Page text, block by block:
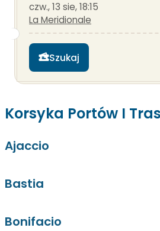
czw., 13 sie, 18:15
La Meridionale
Szukaj
Korsyka Portów I
Ajaccio
Bastia
Bonifacio